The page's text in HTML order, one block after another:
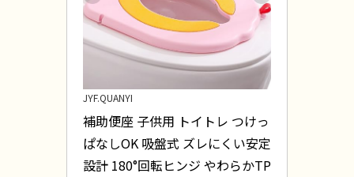
JYF.QUANYI
補助便座 子供用 トイトレ つけっ
ぱなしOK 吸盤式 ズレにくい安定
設計 180°回転ヒンジ やわらかTP